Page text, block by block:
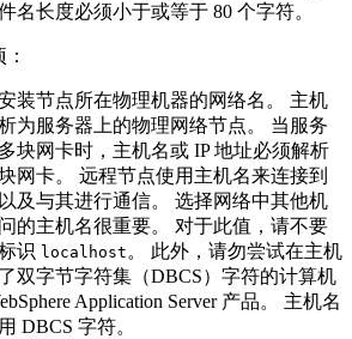
名长度必须小于或等于 80 个字符。
装节点所在物理机器的网络名。 主机
为服务器上的物理网络节点。 当服务
块网卡时，主机名或 IP 地址必须解析
网卡。 远程节点使用主机名来连接到
及与其进行通信。 选择网络中其他机
的主机名很重要。 对于此值，请不要
识 localhost 。 此外，请勿尝试在主机
双字节字符集（DBCS）字符的计算机
Application Server 产品。 主机名
DBCS 字符。